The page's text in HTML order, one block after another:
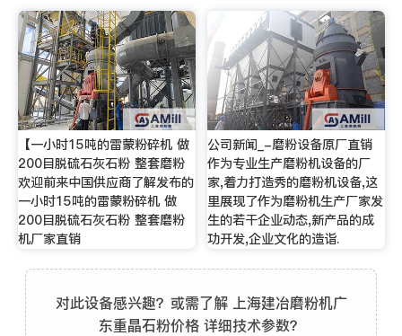
【一小时15吨的雷蒙粉碎机 做
200目脱硫石灰石粉 整套磨粉
欢迎前来中国供应商了解发布的
一小时15吨的雷蒙粉碎机 做
200目脱硫石灰石粉 整套磨粉
机厂家直销
公司新闻_-磨粉设备原厂直销
作为专业生产磨粉机设备的厂
家,着力打造秀的磨粉机设备,这
里展现了作为磨粉机生产厂家发
生的若干企业动态,新产品的成
功开发,企业文化的造诣.
对此设备感兴趣？或需了解 上海建冶磨粉机广
东重晶石粉价格 详细技术参数？